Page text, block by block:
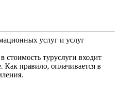
услуг и услуг
стоимость туруслуги входит
Как правило, оплачивается в